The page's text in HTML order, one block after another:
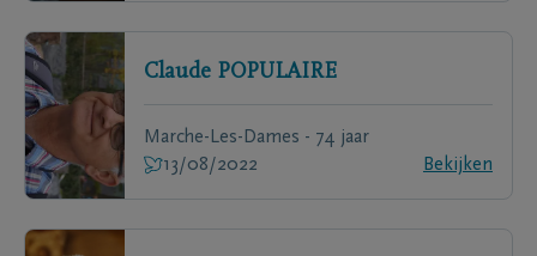
Claude POPULAIRE
Marche-Les-Dames - 74 jaar
13/08/2022
Bekijken